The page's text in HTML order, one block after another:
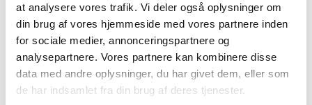
at analysere vores trafik. Vi deler også oplysninger om
din brug af vores hjemmeside med vores partnere inden
for sociale medier, annonceringspartnere og
analysepartnere. Vores partnere kan kombinere disse
data med andre oplysninger, du har givet dem, eller som
de har indsamlet fra din brug af deres tjenester.
75,00
Garn
Bøllefrø Douce Lys
Rosa 19